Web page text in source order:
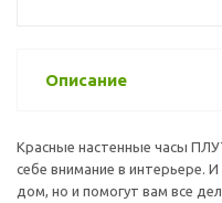
Описание
Красные настенные часы
себе внимание в интерьере.
дом, но и помогут вам все